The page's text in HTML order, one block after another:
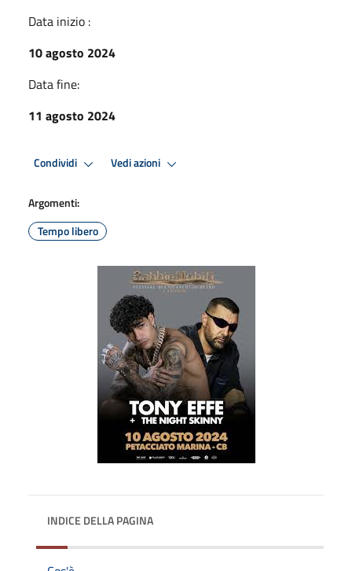
Data inizio :
10 agosto 2024
Data fine:
11 agosto 2024
Condividi Vedi azioni
Argomenti:
Tempo libero
INDICE DELLA PAGINA